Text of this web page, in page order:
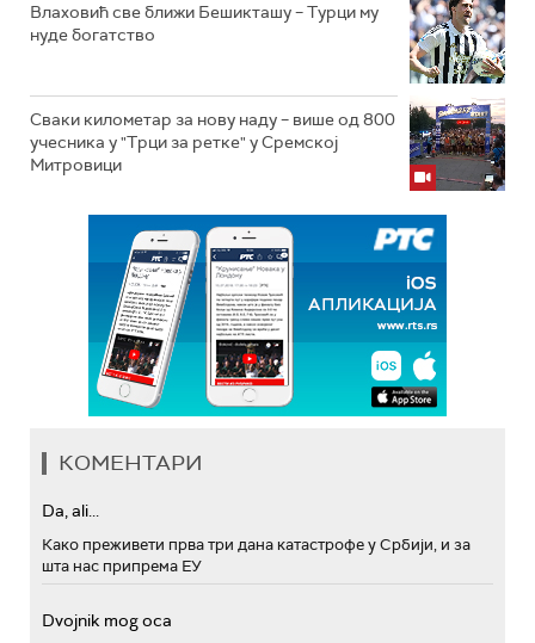
Влаховић све ближи Бешикташу – Турци му
нуде богатство
Сваки километар за нову наду – више од 800
учесника у "Трци за ретке" у Сремској
Митровици
КОМЕНТАРИ
Da, ali...
Како преживети прва три дана катастрофе у Србији, и за
шта нас припрема ЕУ
Dvojnik mog oca